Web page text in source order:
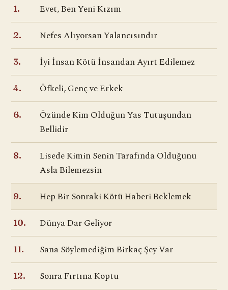
1. Evet, Ben Yeni Kızım
2. Nefes Alıyorsan Yalancısındır
3. İyi İnsan Kötü İnsandan Ayırt Edilemez
4. Öfkeli, Genç ve Erkek
6.
Özünde Kim Olduğun Yas Tutuşundan
Bellidir
8.
Lisede Kimin Senin Tarafında Olduğunu
Asla Bilemezsin
9. Hep Bir Sonraki Kötü Haberi Beklemek
10. Dünya Dar Geliyor
11. Sana Söylemediğim Birkaç Şey Var
12. Sonra Fırtına Koptu